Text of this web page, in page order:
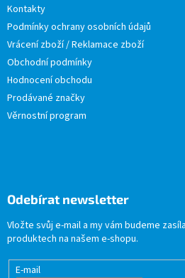
Kontakty
Podmínky ochrany osobních údajů
Vrácení zboží / Reklamace zboží
Obchodní podmínky
Hodnocení obchodu
Prodávané značky
Věrnostní program
Odebírat newsletter
Vložte svůj e-mail a my vám budeme
produktech na našem e-shopu.
E-mail